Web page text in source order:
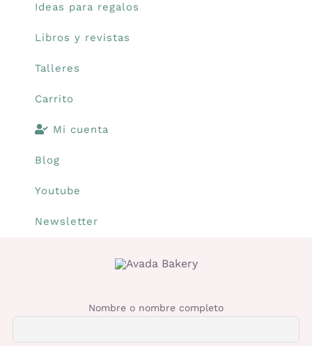
Ideas para regalos
Libros y revistas
Talleres
Carrito
Mi cuenta
Blog
Youtube
Newsletter
Nombre o nombre completo